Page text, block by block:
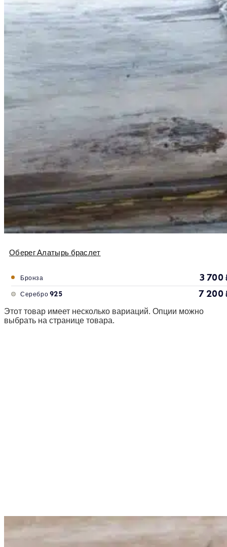
Оберег Алатырь браслет
Бронза 3 700
Серебро 925 7 200
Этот товар имеет несколько вариаций. Опции можно
выбрать на странице товара.